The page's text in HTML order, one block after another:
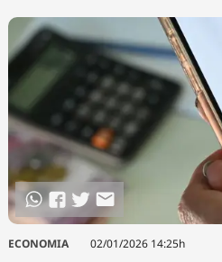
ECONOMIA 02/01/2026 14:25h